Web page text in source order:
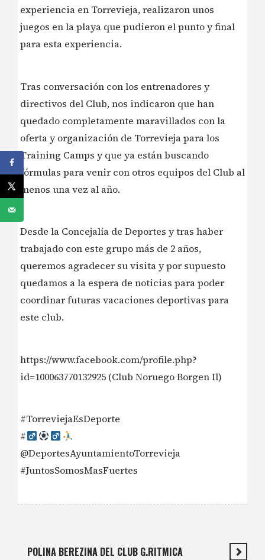
experiencia en Torrevieja, realizaron unos
juegos en la playa que pudieron el punto y final
para esta experiencia.
Tras conversación con los entrenadores y
directivos del Club, nos indicaron que han
quedado completamente maravillados con la
oferta y organización de Torrevieja para los
Training Camps y que ya están buscando
fórmulas para venir con otros equipos del Club al
menos una vez al año.
Desde la Concejalía de Deportes y tras haber
trabajado con este grupo más de 2 años,
queremos agradecer su visita y por supuesto
quedamos a la espera de noticias para poder
coordinar futuras vacaciones deportivas para
este club.
https://www.facebook.com/profile.php?
id=100063770132925 (Club Noruego Borgen Il)
#TorreviejaEsDeporte
#‍
@DeportesAyuntamientoTorrevieja
#JuntosSomosMasFuertes
POLINA BEREZINA DEL CLUB G.RITMICA